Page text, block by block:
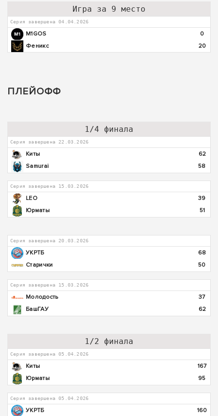
Игра за 9 место
Серия завершена 04.04.2026
M1GOS
0
Феникс
20
ПЛЕЙОФФ
1/4 финала
Серия завершена 22.03.2026
Киты
62
Samurai
58
Серия завершена 15.03.2026
LEO
39
Юрматы
51
Серия завершена 20.03.2026
УКРТБ
68
Старички
50
Серия завершена 15.03.2026
Молодость
37
БашГАУ
62
1/2 финала
Серия завершена 05.04.2026
Киты
167
Юрматы
95
Серия завершена 05.04.2026
УКРТБ
160